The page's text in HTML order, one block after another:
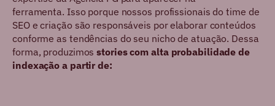
ferramenta. Isso porque nossos profissionais do time de
SEO e criação são responsáveis por elaborar conteúdos
conforme as tendências do seu nicho de atuação. Dessa
forma, produzimosstories com alta probabilidade de
indexação a partir de: